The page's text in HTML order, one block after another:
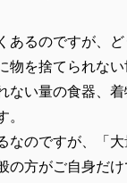
あるのですが、ど
物を捨てられない
ない量の食器、
。
なのですが、「
の方がご自身だ